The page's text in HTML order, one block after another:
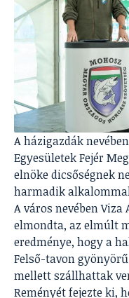
A házigazdák
Egyesületek Fejér
elnöke dicsőségnek
harmadik
A város nevében
elmondta, az elmúlt
eredménye, hogy a
Felső-tavon
mellett szállhattak
Reményét fejezte ki,